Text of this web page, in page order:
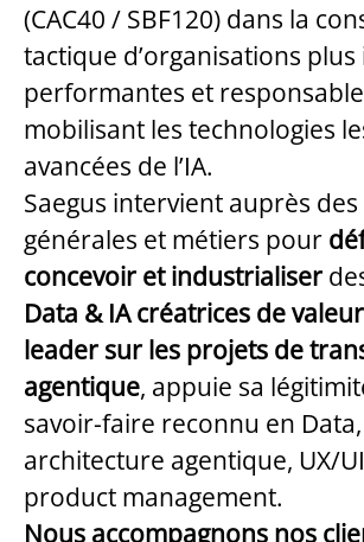
(CAC40 / SBF120) dans la
tactique d’organisations
performantes et
mobilisant les technologies
avancées de l’IA.
Saegus intervient auprès
générales et métiers pour
concevoir et industrialiser
Data & IA créatrices de valeur
leader sur les projets de
agentique, appuie sa
savoir-faire reconnu en Data,
architecture agentique, UX/
product management.
Nous accompagnons nos